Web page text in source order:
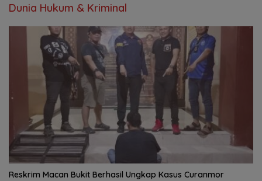
Dunia Hukum & Kriminal
Reskrim Macan Bukit Berhasil Ungkap Kasus Curanmor